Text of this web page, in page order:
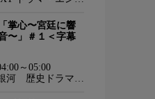
掌心〜宮廷に響
〜」＃１＜字幕
～05:00
河 歴史ドラマ・